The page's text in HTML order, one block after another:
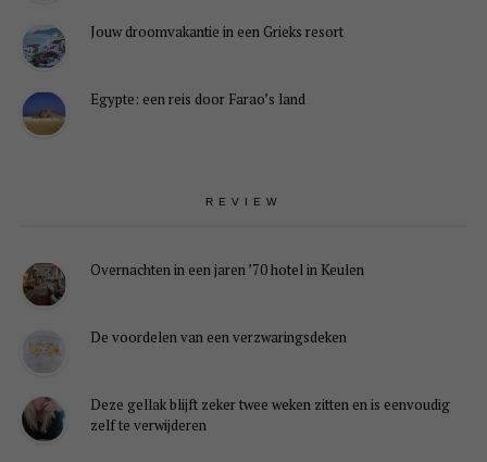
Jouw droomvakantie in een Grieks resort
Egypte: een reis door Farao’s land
REVIEW
Overnachten in een jaren ’70 hotel in Keulen
De voordelen van een verzwaringsdeken
Deze gellak blijft zeker twee weken zitten en is eenvoudig
zelf te verwijderen